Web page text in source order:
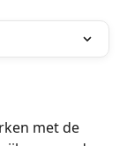
met de